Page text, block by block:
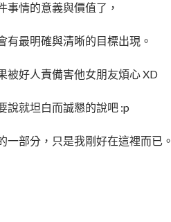
事情的意義與價值了，
有最明確與清晰的目標出現。
被好人責備害他女朋友煩心 XD
說就坦白而誠懇的說吧 :p
一部分，只是我剛好在這裡而已。